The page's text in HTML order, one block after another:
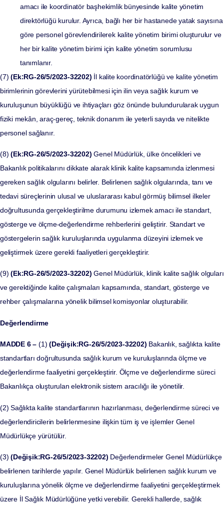
amacı ile koordinatör başhekimlik bünyesinde kalite yönetim
direktörlüğü kurulur. Ayrıca, bağlı her bir hastanede yatak sayısına
göre personel görevlendirilerek kalite yönetim birimi oluşturulur ve
her bir kalite yönetim birimi için kalite yönetim sorumlusu
tanımlanır.
(7)(Ek:RG-26/5/2023-32202) İl kalite koordinatörlüğü ve kalite yönetim
birimlerinin görevlerini yürütebilmesi için ilin veya sağlık kurum ve
kuruluşunun büyüklüğü ve ihtiyaçları göz önünde bulundurularak uygun
fiziki mekân, araç-gereç, teknik donanım ile yeterli sayıda ve nitelikte
personel sağlanır.
(8)(Ek:RG-26/5/2023-32202) Genel Müdürlük, ülke öncelikleri ve
Bakanlık politikalarını dikkate alarak klinik kalite kapsamında izlenmesi
gereken sağlık olgularını belirler. Belirlenen sağlık olgularında, tanı ve
tedavi süreçlerinin ulusal ve uluslararası kabul görmüş bilimsel ilkeler
doğrultusunda gerçekleştirilme durumunu izlemek amacı ile standart,
gösterge ve ölçme-değerlendirme rehberlerini geliştirir. Standart ve
göstergelerin sağlık kuruluşlarında uygulanma düzeyini izlemek ve
geliştirmek üzere gerekli faaliyetleri gerçekleştirir.
(9)(Ek:RG-26/5/2023-32202) Genel Müdürlük, klinik kalite sağlık olguları
ve gerektiğinde kalite çalışmaları kapsamında, standart, gösterge ve
rehber çalışmalarına yönelik bilimsel komisyonlar oluşturabilir.
Değerlendirme
MADDE 6 – (1)(Değişik:RG-26/5/2023-32202) Bakanlık, sağlıkta kalite
standartları doğrultusunda sağlık kurum ve kuruluşlarında ölçme ve
değerlendirme faaliyetini gerçekleştirir. Ölçme ve değerlendirme süreci
Bakanlıkça oluşturulan elektronik sistem aracılığı ile yönetilir.
(2) Sağlıkta kalite standartlarının hazırlanması, değerlendirme süreci ve
değerlendiricilerin belirlenmesine ilişkin tüm iş ve işlemler Genel
Müdürlükçe yürütülür.
(3)(Değişik:RG-26/5/2023-32202) Değerlendirmeler Genel Müdürlükçe
belirlenen tarihlerde yapılır. Genel Müdürlük belirlenen sağlık kurum ve
kuruluşlarına yönelik ölçme ve değerlendirme faaliyetini gerçekleştirmek
üzere İl Sağlık Müdürlüğüne yetki verebilir. Gerekli hallerde, sağlık